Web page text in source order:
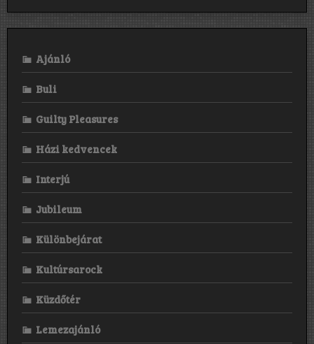
Ajánló
Buli
Guilty Pleasures
Házi kedvencek
Interjú
Jubileum
Különbejárat
Kultúrsarock
Küzdőtér
Lemezajánló